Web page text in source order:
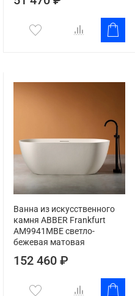
Ванна из искусственного
камня ABBER Frankfurt
AM9941MBE светло-
бежевая матовая
152 460 ₽